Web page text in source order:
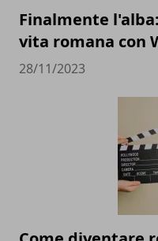
Finalmente
vita romana con
28/11/2023